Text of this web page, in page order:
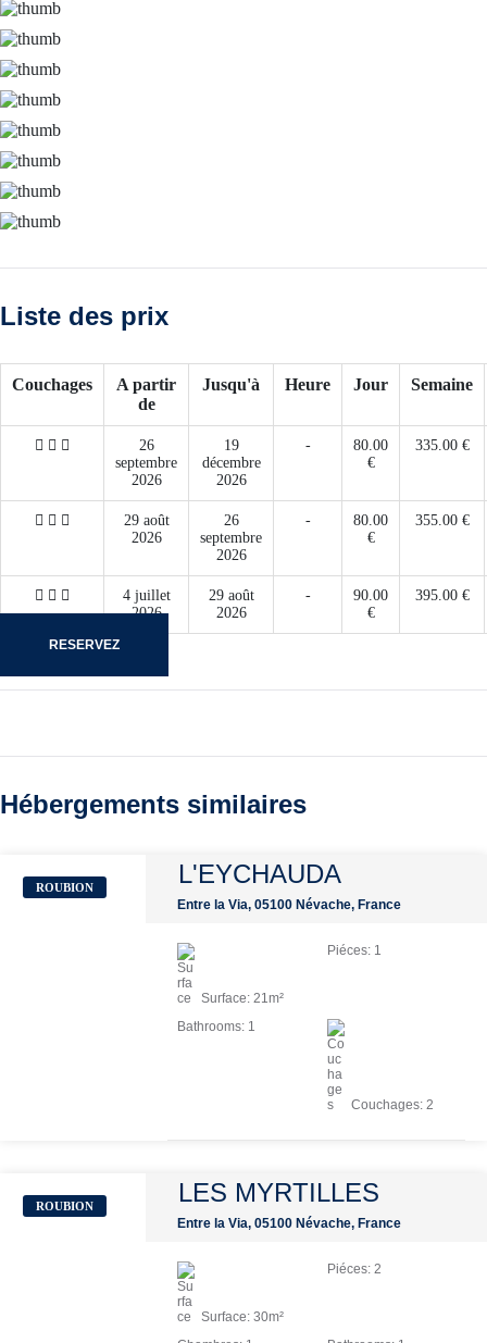
Liste des prix
Couchages
A partir
de
Jusqu'à Heure Jour Semaine
26
septembre
2026
19
décembre
2026
-
80.00
€
335.00 €
29 août
2026
26
septembre
2026
-
80.00
€
355.00 €
4 juillet
2026
29 août
2026
-
90.00
€
395.00 €
RESERVEZ
Hébergements similaires
ROUBION L'EYCHAUDA
Entre la Via, 05100 Névache, France
Surface: 21m²
Piéces: 1
Bathrooms: 1
Couchages: 2
ROUBION LES MYRTILLES
Entre la Via, 05100 Névache, France
Surface: 30m²
Piéces: 2